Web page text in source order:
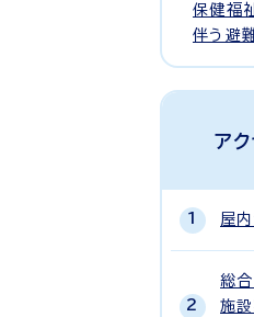
保健福
伴う避
ア
屋
総
施設